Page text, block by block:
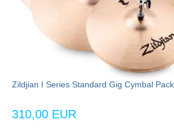
Zildjian I Series Standard Gig Cymbal Pack
310,00 EUR